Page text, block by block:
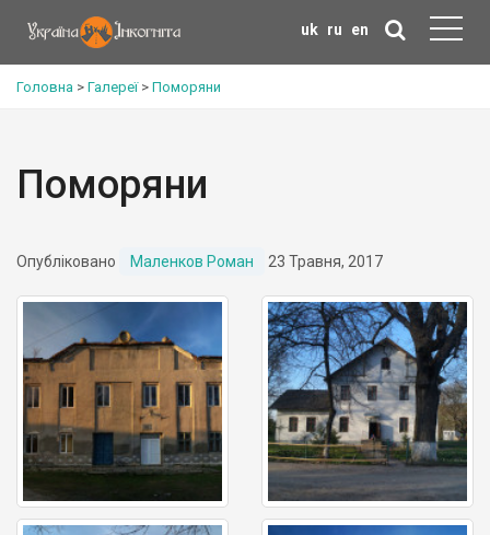
uk ru en
Головна > Галереї> Поморяни
Поморяни
Опубліковано Маленков Роман 23 Травня, 2017